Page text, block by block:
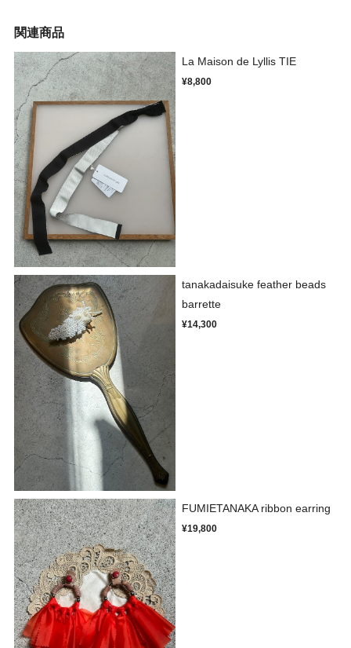
関連商品
La Maison de Lyllis TIE
¥8,800
tanakadaisuke feather beads
barrette
¥14,300
FUMIETANAKA ribbon earring
¥19,800